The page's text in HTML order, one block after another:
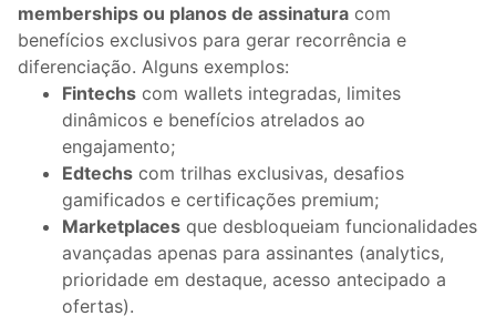
memberships ou planos de assinatura com
benefícios exclusivos para gerar recorrência e
diferenciação. Alguns exemplos:
Fintechs com wallets integradas, limites
dinâmicos e benefícios atrelados ao
engajamento;
Edtechs com trilhas exclusivas, desafios
gamificados e certificações premium;
Marketplaces que desbloqueiam funcionalidades
avançadas apenas para assinantes (analytics,
prioridade em destaque, acesso antecipado a
ofertas).